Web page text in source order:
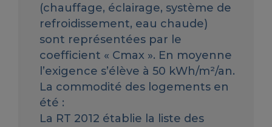
(chauffage, éclairage, système de
refroidissement, eau chaude)
sont représentées par le
coefficient « Cmax ». En moyenne
l’exigence s’élève à 50 kWh/m²/an.
La commodité des logements en
été :
La RT 2012 établie la liste des